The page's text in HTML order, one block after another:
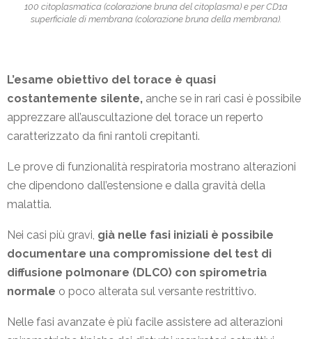
100 citoplasmatica (colorazione bruna del citoplasma) e per CD1a
superficiale di membrana (colorazione bruna della membrana).
L’esame obiettivo del torace è quasi
costantemente silente, anche se in rari casi è possibile
apprezzare all’auscultazione del torace un reperto
caratterizzato da fini rantoli crepitanti.
Le prove di funzionalità respiratoria mostrano alterazioni
che dipendono dall’estensione e dalla gravità della
malattia.
Nei casi più gravi, già nelle fasi iniziali è possibile
documentare una compromissione del test di
diffusione polmonare (DLCO) con spirometria
normale o poco alterata sul versante restrittivo.
Nelle fasi avanzate è più facile assistere ad alterazioni